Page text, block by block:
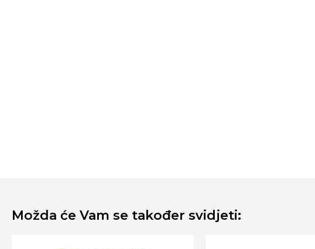
Možda će Vam se također svidjeti: